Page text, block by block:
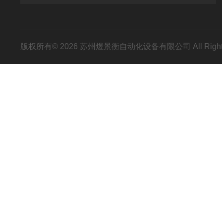
版权所有© 2026 苏州煜景衡自动化设备有限公司 All